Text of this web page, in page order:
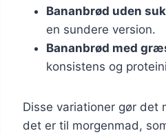
Bananbrød uden
en sundere version.
Bananbrød med
konsistens og
Disse variationer gør det
det er til morgenmad,